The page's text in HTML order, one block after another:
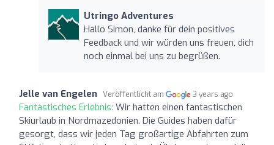
Utringo Adventures
Hallo Simon, danke für dein positives
Feedback und wir würden uns freuen, dich
noch einmal bei uns zu begrüßen.
Jelle van Engelen Veröffentlicht am 3 years ago
Fantastisches Erlebnis: Wir hatten einen fantastischen
Skiurlaub in Nordmazedonien. Die Guides haben dafür
gesorgt, dass wir jeden Tag großartige Abfahrten zum